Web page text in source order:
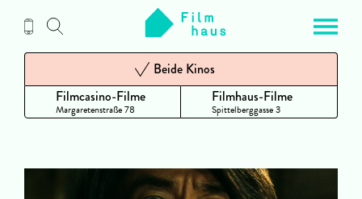
Inhalt
Filmcasino-Filme
Margaretenstraße 78
Beide Kinos
Filmhaus-Filme
Spittelberggasse 3